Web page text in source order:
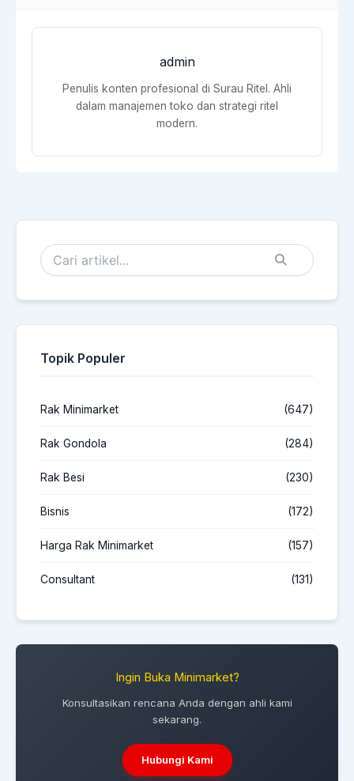
admin
Penulis konten profesional di Surau Ritel. Ahli
dalam manajemen toko dan strategi ritel
modern.
Topik Populer
Rak Minimarket (647)
Rak Gondola (284)
Rak Besi (230)
Bisnis (172)
Harga Rak Minimarket (157)
Consultant (131)
Ingin Buka Minimarket?
Konsultasikan rencana Anda dengan ahli kami
sekarang.
Hubungi Kami